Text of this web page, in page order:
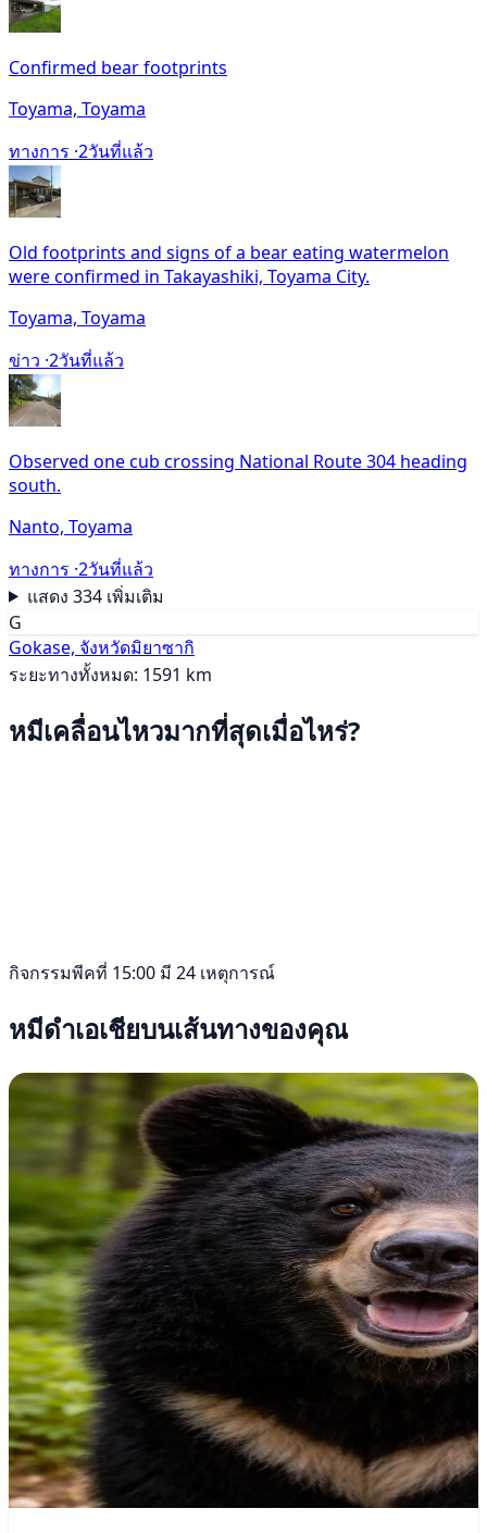
Confirmed bear footprints
Toyama, Toyama
ทางการ ·2วันที่แล้ว
Old footprints and signs of a bear eating watermelon
were confirmed in Takayashiki, Toyama City.
Toyama, Toyama
ข่าว ·2วันที่แล้ว
Observed one cub crossing National Route 304 heading
south.
Nanto, Toyama
ทางการ ·2วันที่แล้ว
แสดง 334 เพิ่มเติม
G
Gokase, จังหวัดมิยาซากิ
ระยะทางทั้งหมด: 1591 km
หมีเคลื่อนไหวมากที่สุดเมื่อไหร่?
กิจกรรมพีคที่ 15:00 มี 24 เหตุการณ์
หมีดำเอเชียบนเส้นทางของคุณ